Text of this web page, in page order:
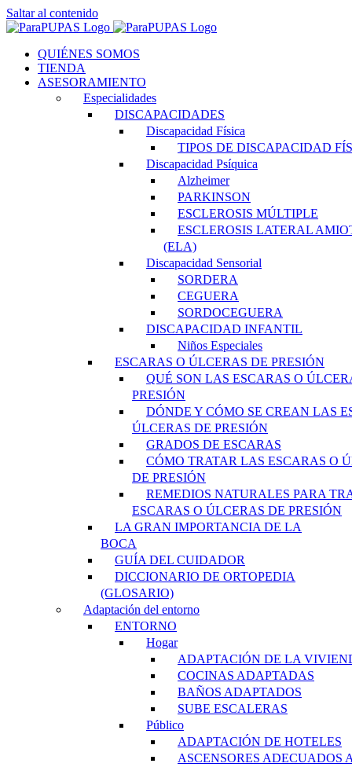
Saltar al contenido
QUIÉNES SOMOS
TIENDA
ASESORAMIENTO
Especialidades
DISCAPACIDADES
Discapacidad Física
TIPOS DE DISCAPACIDAD
Discapacidad Psíquica
Alzheimer
PARKINSON
ESCLEROSIS MÚLTIPLE
ESCLEROSIS LATERAL
(ELA)
Discapacidad Sensorial
SORDERA
CEGUERA
SORDOCEGUERA
DISCAPACIDAD INFANTIL
Niños Especiales
ESCARAS O ÚLCERAS DE PRESIÓN
QUÉ SON LAS ESCARAS O
PRESIÓN
DÓNDE Y CÓMO SE CREAN LAS
ÚLCERAS DE PRESIÓN
GRADOS DE ESCARAS
CÓMO TRATAR LAS ESCARAS O
DE PRESIÓN
REMEDIOS NATURALES PARA
ESCARAS O ÚLCERAS DE PRESIÓN
LA GRAN IMPORTANCIA DE LA
BOCA
GUÍA DEL CUIDADOR
DICCIONARIO DE ORTOPEDIA
(GLOSARIO)
Adaptación del entorno
ENTORNO
Hogar
ADAPTACIÓN DE LA
COCINAS ADAPTADAS
BAÑOS ADAPTADOS
SUBE ESCALERAS
Público
ADAPTACIÓN DE HOTELES
ASCENSORES ADECUADOS